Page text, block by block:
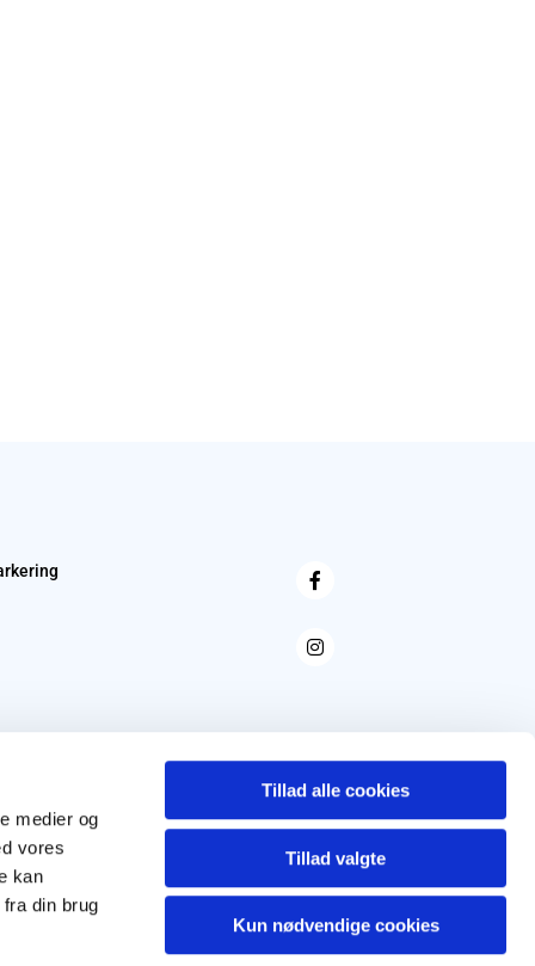
medier og
vores
kan
din brug
Tillad alle cookies
Tillad valgte
Kun nødvendige cookies